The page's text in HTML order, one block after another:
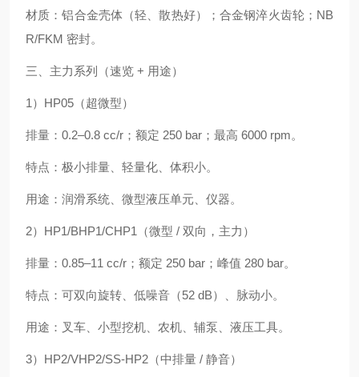
材质：铝合金壳体（轻、散热好）；合金钢淬火齿轮；NB
R/FKM 密封。
三、主力系列（速览 + 用途）
1）HP05（超微型）
排量：0.2–0.8 cc/r；额定 250 bar；最高 6000 rpm。
特点：极小排量、轻量化、体积小。
用途：润滑系统、微型液压单元、仪器。
2）HP1/BHP1/CHP1（微型 / 双向，主力）
排量：0.85–11 cc/r；额定 250 bar；峰值 280 bar。
特点：可双向旋转、低噪音（52 dB）、脉动小。
用途：叉车、小型挖机、农机、辅泵、液压工具。
3）HP2/VHP2/SS-HP2（中排量 / 静音）